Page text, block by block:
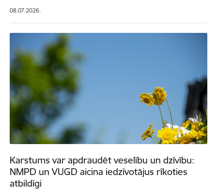
08.07.2026.
Karstums var apdraudēt veselību un dzīvību:
NMPD un VUGD aicina iedzīvotājus rīkoties
atbildīgi